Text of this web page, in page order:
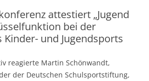
attestiert „Jugend
bei der
Kinder- und Jugendsports
reagierte Martin Schönwandt,
der Deutschen Schulsportstiftung,